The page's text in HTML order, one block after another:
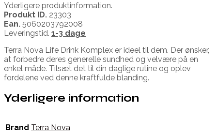
Yderligere produktinformation.
Produkt ID. 23303
Ean. 5060203792008
Leveringstid. 1-3 dage
Terra Nova Life Drink Komplex er ideel til dem. Der ønsker,
at forbedre deres generelle sundhed og velvære på en
enkel måde. Tilsæt det til din daglige rutine og oplev
fordelene ved denne kraftfulde blanding.
Yderligere information
Brand Terra Nova